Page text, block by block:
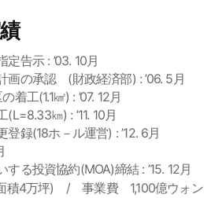
告示 : ’03. 10月
画の承認 (財政経済部) : ’06. 5月
着工(1.1㎢) : ’07. 12月
㎞) : ’11. 10月
録(18ホ－ル運営) : ’12. 6月
る投資協約(MOA)締結 : ’15. 12月
積4万坪) / 事業費 1,100億ウォン